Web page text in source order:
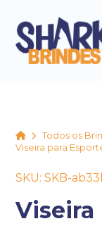
HomeTodos os
Viseira para
SKU: SKB-
Viseira